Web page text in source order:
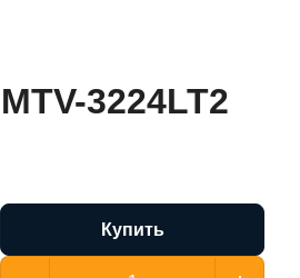
3224LT2
Купить